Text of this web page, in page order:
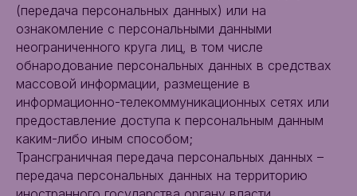
(передача персональных данных) или на
ознакомление с персональными данными
неограниченного круга лиц, в том числе
обнародование персональных данных в средствах
массовой информации, размещение в
информационно-телекоммуникационных сетях или
предоставление доступа к персональным данным
каким-либо иным способом;
Трансграничная передача персональных данных –
передача персональных данных на территорию